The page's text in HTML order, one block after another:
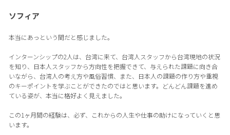
ソフィア
本当にあっという間だと感じました。
インターンシップの2人は、台湾に来て、台湾人スタッフから台湾現地の状況
を知り、日本人スタッフから方向性を把握できて、与えられた課題に向き合
いながら、台湾人の考え方や風俗習慣、また、日本人の課題の作り方や重視
のキーポイントを学ぶことができたのではと思います。どんどん課題を進め
ている姿が、本当に格好よく見えました。
この1ヶ月間の経験は、必ず、これからの人生や仕事の助けになっていくと思
います。